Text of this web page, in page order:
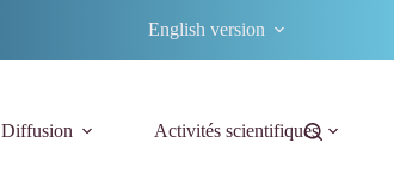
English version
Diffusion Activités scientifiques